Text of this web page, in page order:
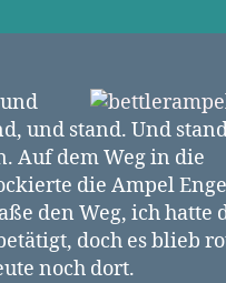
Ring
und stand. Und
Auf dem Weg in die
die Ampel
den Weg, ich hatte
doch es blieb
noch dort.